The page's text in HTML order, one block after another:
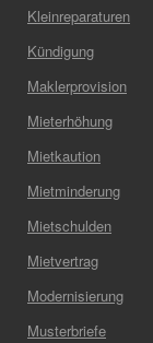
Kleinreparaturen
Kündigung
Maklerprovision
Mieterhöhung
Mietkaution
Mietminderung
Mietschulden
Mietvertrag
Modernisierung
Musterbriefe